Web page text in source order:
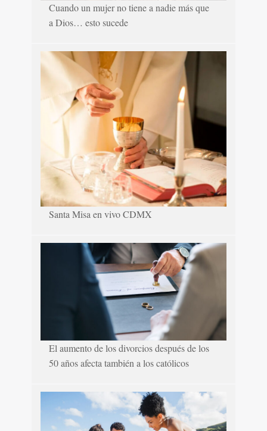
Cuando un mujer no tiene a nadie más que
a Dios… esto sucede
Santa Misa en vivo CDMX
El aumento de los divorcios después de los
50 años afecta también a los católicos